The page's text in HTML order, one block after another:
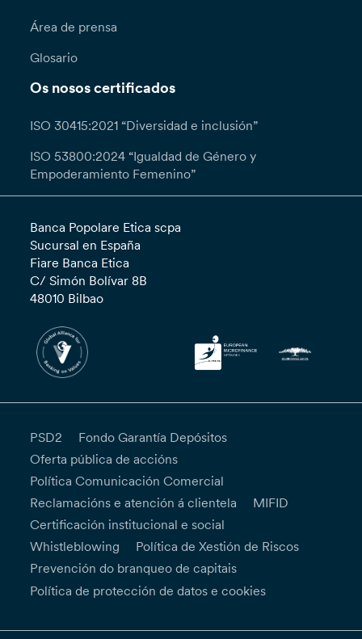
Área de prensa
Glosario
Os nosos certificados
ISO 30415:2021 “Diversidad e inclusión”
ISO 53800:2024 “Igualdad de Género y
Empoderamiento Femenino”
Banca Popolare Etica scpa
Sucursal en España
Fiare Banca Etica
C/ Simón Bolívar 8B
48010 Bilbao
PSD2
Fondo Garantía Depósitos
Oferta pública de accións
Política Comunicación Comercial
Reclamacións e atención á clientela
MIFID
Certificación institucional e social
Whistleblowing
Política de Xestión de Riscos
Prevención do branqueo de capitais
Política de protección de datos e cookies